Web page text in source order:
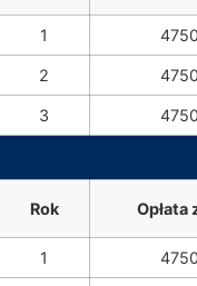
1
2
3
Rok Opłata
1